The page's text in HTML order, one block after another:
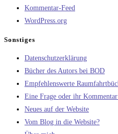
Kommentar-Feed
WordPress.org
Sonstiges
Datenschutzerklärung
Bücher des Autors bei BOD
Empfehlenswerte
Eine Frage oder ihr
Neues auf der Website
Vom Blog in die Website?